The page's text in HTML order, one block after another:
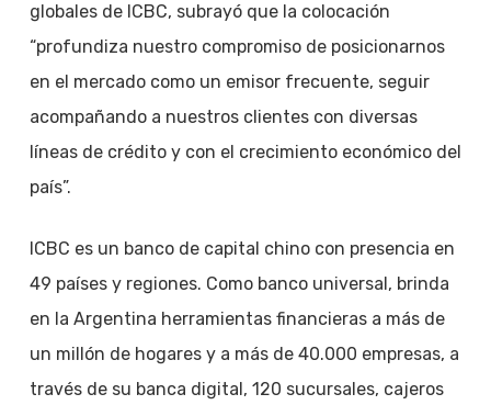
globales de ICBC, subrayó que la colocación
“profundiza nuestro compromiso de posicionarnos
en el mercado como un emisor frecuente, seguir
acompañando a nuestros clientes con diversas
líneas de crédito y con el crecimiento económico del
país”.
ICBC es un banco de capital chino con presencia en
49 países y regiones. Como banco universal, brinda
en la Argentina herramientas financieras a más de
un millón de hogares y a más de 40.000 empresas, a
través de su banca digital, 120 sucursales, cajeros